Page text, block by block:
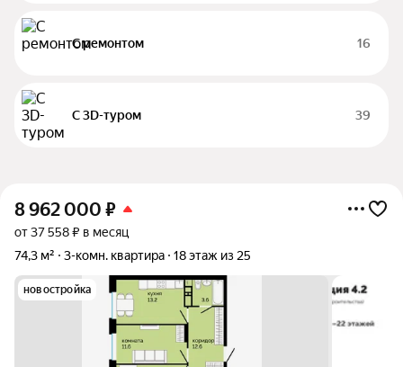
С ремонтом 16
С 3D-туром 39
8 962 000 ₽
от 37 558 ₽ в месяц
74,3 м²
3-комн. квартира 18 этаж из 25
новостройка